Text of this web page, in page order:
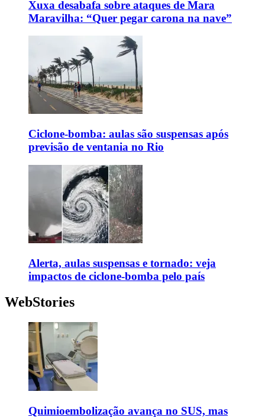
Xuxa desabafa sobre ataques de Mara
Maravilha: “Quer pegar carona na nave”
Ciclone-bomba: aulas são suspensas após
previsão de ventania no Rio
Alerta, aulas suspensas e tornado: veja
impactos de ciclone-bomba pelo país
WebStories
Quimioembolização avança no SUS, mas